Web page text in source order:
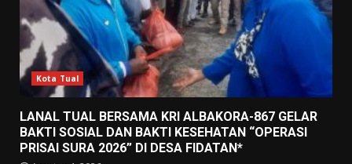
Kota Tual
LANAL TUAL BERSAMA KRI ALBAKORA-867 GELAR
BAKTI SOSIAL DAN BAKTI KESEHATAN “OPERASI
PRISAI SURA 2026” DI DESA FIDATAN*